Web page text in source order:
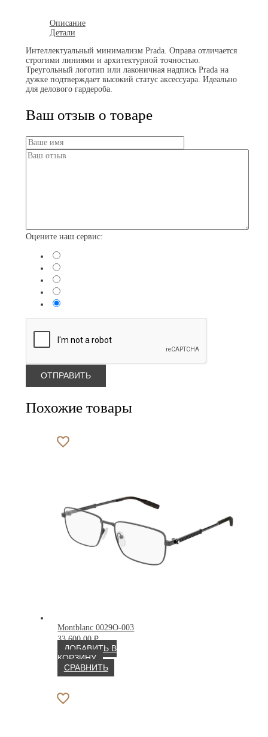
Описание
Детали
Интеллектуальный минимализм Prada. Оправа отличается
строгими линиями и архитектурной точностью.
Треугольный логотип или лаконичная надпись Prada на
дужке подтверждает высокий статус аксессуара. Идеально
для делового гардероба.
Ваш отзыв о товаре
Оцените наш сервис:
Похожие товары
Montblanc 0029O-003
33 600.00₽
ДОБАВИТЬ В
КОРЗИНУ
СРАВНИТЬ